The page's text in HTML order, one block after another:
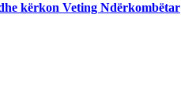
kërkon Veting Ndërkombëtar